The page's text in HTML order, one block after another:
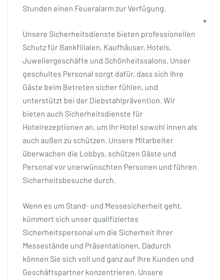
Stunden einen Feueralarm zur Verfügung.
Unsere Sicherheitsdienste bieten professionellen
Schutz für Bankfilialen, Kaufhäuser, Hotels,
Juweliergeschäfte und Schönheitssalons. Unser
geschultes Personal sorgt dafür, dass sich Ihre
Gäste beim Betreten sicher fühlen, und
unterstützt bei der Diebstahlprävention. Wir
bieten auch Sicherheitsdienste für
Hotelrezeptionen an, um Ihr Hotel sowohl innen als
auch außen zu schützen. Unsere Mitarbeiter
überwachen die Lobbys, schützen Gäste und
Personal vor unerwünschten Personen und führen
Sicherheitsbesuche durch.
Wenn es um Stand- und Messesicherheit geht,
kümmert sich unser qualifiziertes
Sicherheitspersonal um die Sicherheit Ihrer
Messestände und Präsentationen. Dadurch
können Sie sich voll und ganz auf Ihre Kunden und
Geschäftspartner konzentrieren. Unsere